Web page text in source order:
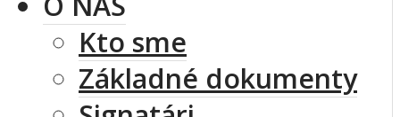
Kto sme
Základné dokumenty